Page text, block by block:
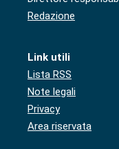
Redazione
Link utili
Lista RSS
Note legali
Privacy
Area riservata